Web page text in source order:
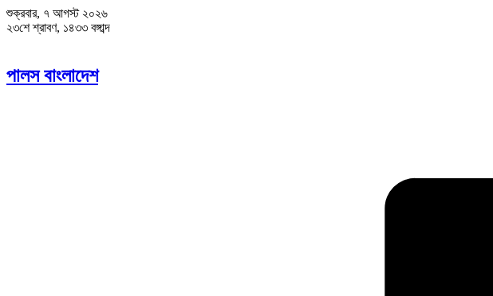
শুক্রবার, ৭ আগস্ট ২০২৬
২৩শে শ্রাবণ, ১৪৩৩ বঙ্গাব্দ
পালস বাংলাদেশ